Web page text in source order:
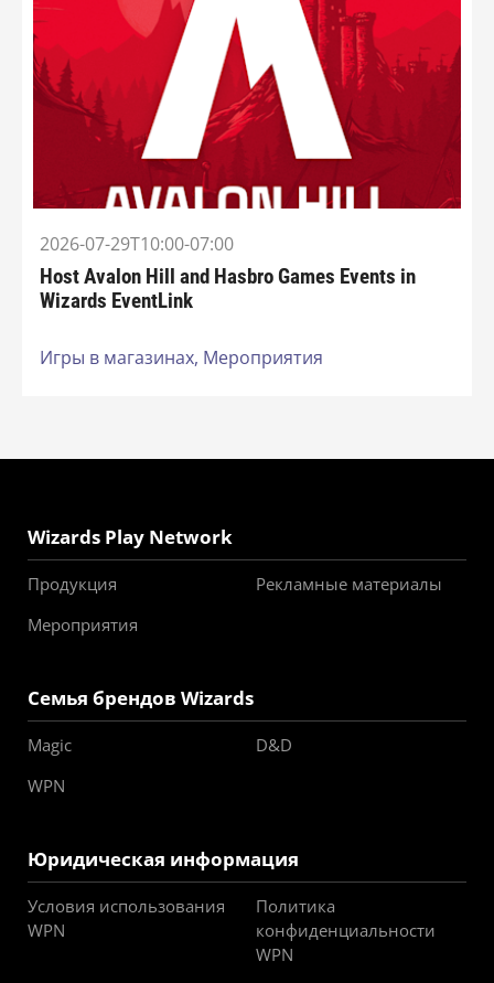
2026-07-29T10:00-07:00
Host Avalon Hill and Hasbro Games Events in
Wizards EventLink
Игры в магазинах, Мероприятия
Wizards Play Network
Продукция
Рекламные материалы
Мероприятия
Семья брендов Wizards
Magic
D&D
WPN
Юридическая информация
Условия использования
WPN
Политика
конфиденциальности
WPN